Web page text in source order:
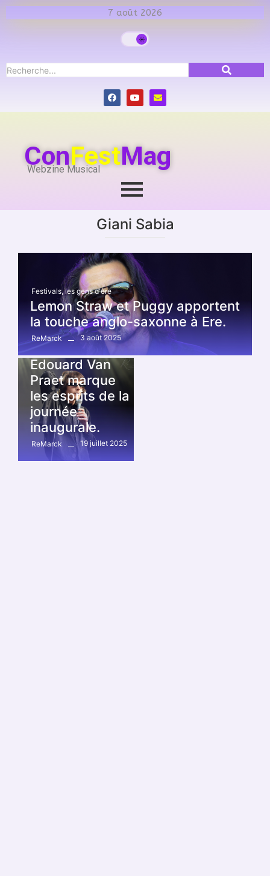
7 août 2026
ConFestMag
Webzine Musical
Giani Sabia
Festivals, les gens d'ère
Lemon Straw et Puggy apportent
la touche anglo-saxonne à Ere.
ReMarck
3 août 2025
Festivals
Edouard Van
Praet marque
les esprits de la
journée
inaugurale.
ReMarck 19 juillet 2025